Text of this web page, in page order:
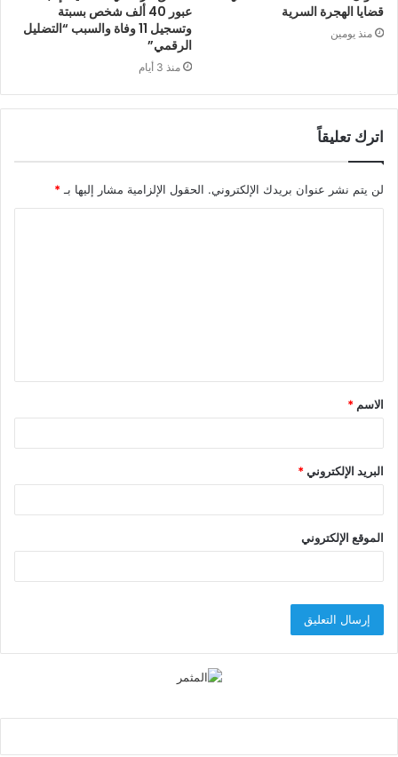
قضايا الهجرة السرية
منذ يومين
عبور 40 ألف شخص بسبتة
وتسجيل 11 وفاة والسبب “التضليل
الرقمي”
منذ 3 أيام
اترك تعليقاً
لن يتم نشر عنوان بريدك الإلكتروني. الحقول الإلزامية مشار إليها بـ *
ق
*
الاسم *
البريد الإلكتروني*
الموقع الإلكتروني